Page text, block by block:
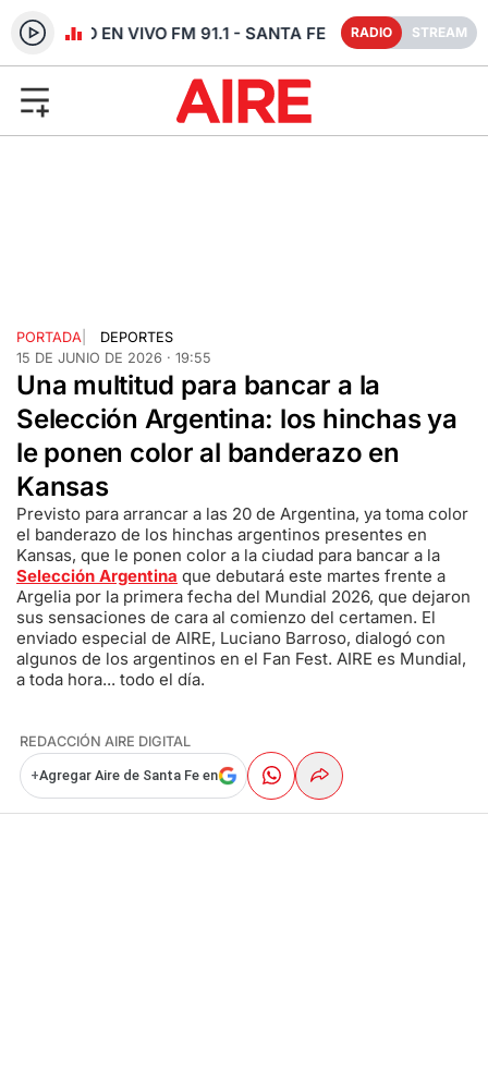
RADIO EN VIVO FM 91.1 - SANTA FE RADIO STREAM
PORTADA
DEPORTES
15 DE JUNIO DE 2026 · 19:55
Una multitud para bancar a la
Selección Argentina: los hinchas ya
le ponen color al banderazo en
Kansas
Previsto para arrancar a las 20 de Argentina, ya toma color
el banderazo de los hinchas argentinos presentes en
Kansas, que le ponen color a la ciudad para bancar a la
Selección Argentina que debutará este martes frente a
Argelia por la primera fecha del Mundial 2026, que dejaron
sus sensaciones de cara al comienzo del certamen. El
enviado especial de AIRE, Luciano Barroso, dialogó con
algunos de los argentinos en el Fan Fest. AIRE es Mundial,
a toda hora... todo el día.
REDACCIÓN AIRE DIGITAL
+Agregar Aire de Santa Fe en